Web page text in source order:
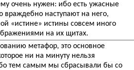
очень нужен: ибо есть ужасные
враждебно наступают на него,
«истине» истины совсем иного
на их щитах.
метафор, это основное
ни на минуту нельзя
тем самым мы сбрасывали бы со